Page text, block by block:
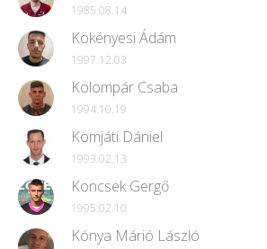
1985.08.14
Kökényesi Ádám
1997.12.03
Kolompár Csaba
1994.10.19
Komjáti Dániel
1993.02.13
Koncsek Gergő
1995.02.10
Kónya Márió László